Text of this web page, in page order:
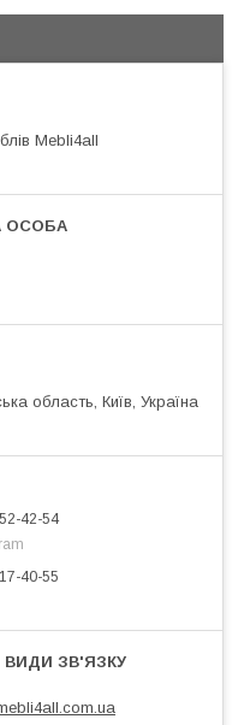
Mebli4all
область, Київ, Україна
42-54
40-55